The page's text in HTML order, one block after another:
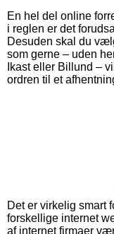
En hel del online
i reglen er det
Desuden skal du
som gerne – uden
Ikast eller Billund –
ordren til et
Det er virkelig smart
forskellige internet
af internet firmaer